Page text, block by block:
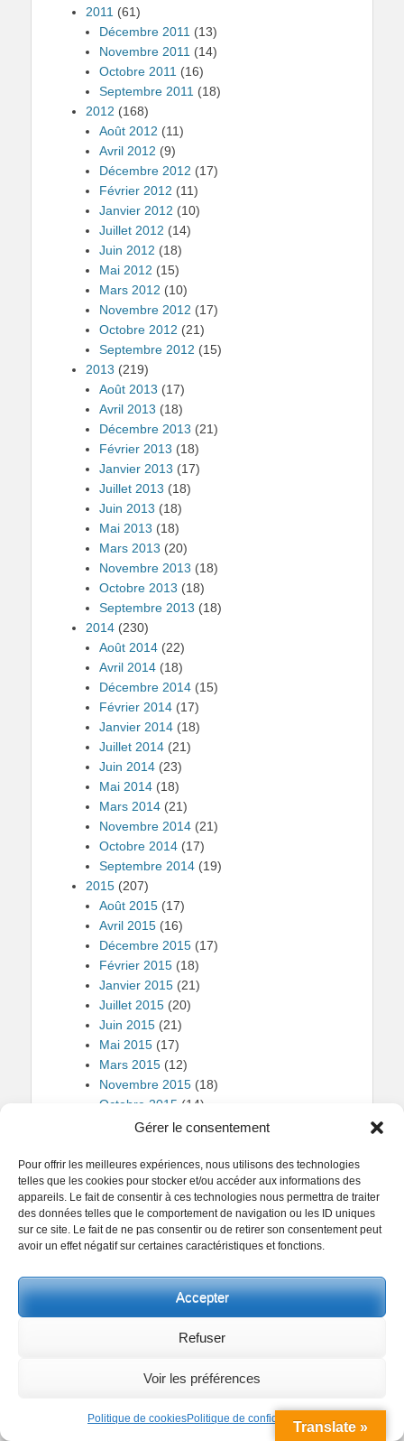
Gérer le consentement
Pour offrir les meilleures expériences, nous utilisons des technologies
telles que les cookies pour stocker et/ou accéder aux informations des
appareils. Le fait de consentir à ces technologies nous permettra de traiter
des données telles que le comportement de navigation ou les ID uniques
sur ce site. Le fait de ne pas consentir ou de retirer son consentement peut
avoir un effet négatif sur certaines caractéristiques et fonctions.
Accepter
Refuser
Voir les préférences
Politique de cookiesPolitique de confidentialité
2011 (61)
Décembre 2011 (13)
Novembre 2011 (14)
Octobre 2011 (16)
Septembre 2011 (18)
2012 (168)
Août 2012 (11)
Avril 2012 (9)
Décembre 2012 (17)
Février 2012 (11)
Janvier 2012 (10)
Juillet 2012 (14)
Juin 2012 (18)
Mai 2012 (15)
Mars 2012 (10)
Novembre 2012 (17)
Octobre 2012 (21)
Septembre 2012 (15)
2013 (219)
Août 2013 (17)
Avril 2013 (18)
Décembre 2013 (21)
Février 2013 (18)
Janvier 2013 (17)
Juillet 2013 (18)
Juin 2013 (18)
Mai 2013 (18)
Mars 2013 (20)
Novembre 2013 (18)
Octobre 2013 (18)
Septembre 2013 (18)
2014 (230)
Août 2014 (22)
Avril 2014 (18)
Décembre 2014 (15)
Février 2014 (17)
Janvier 2014 (18)
Juillet 2014 (21)
Juin 2014 (23)
Mai 2014 (18)
Mars 2014 (21)
Novembre 2014 (21)
Octobre 2014 (17)
Septembre 2014 (19)
2015 (207)
Août 2015 (17)
Avril 2015 (16)
Décembre 2015 (17)
Février 2015 (18)
Janvier 2015 (21)
Juillet 2015 (20)
Juin 2015 (21)
Mai 2015 (17)
Mars 2015 (12)
Novembre 2015 (18)
Octobre 2015 (14)
Septembre 2015(16)
Août 2016(17)
Avril 2016(14)
Décembre 2016 (18)
Février 2016
(12)
Janvier 2016(12)
Juin 2016(12)
(15)
Novembre 2016(17)
Septembre 2016(15)
Août 2017(15)
Translate »